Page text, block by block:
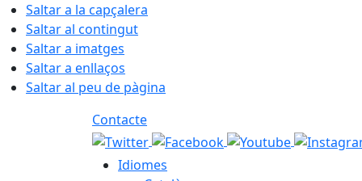
Saltar a la capçalera
Saltar al contingut
Saltar a imatges
Saltar a enllaços
Saltar al peu de pàgina
Contacte
Idiomes